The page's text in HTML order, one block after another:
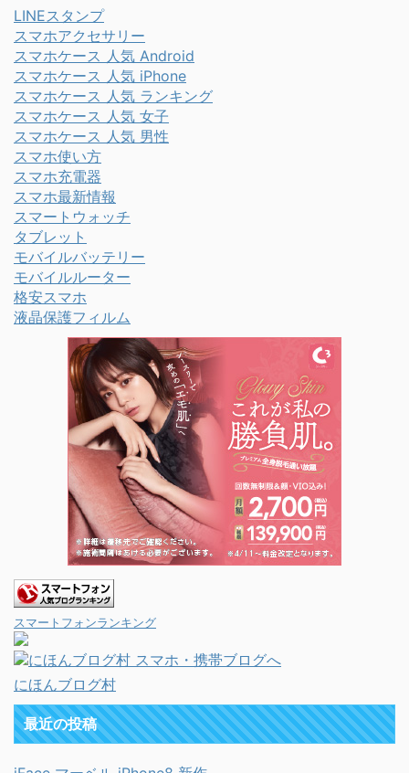
LINEスタンプ
スマホアクセサリー
スマホケース 人気 Android
スマホケース 人気 iPhone
スマホケース 人気 ランキング
スマホケース 人気 女子
スマホケース 人気 男性
スマホ使い方
スマホ充電器
スマホ最新情報
スマートウォッチ
タブレット
モバイルバッテリー
モバイルルーター
格安スマホ
液晶保護フィルム
スマートフォンランキング
にほんブログ村
最近の投稿